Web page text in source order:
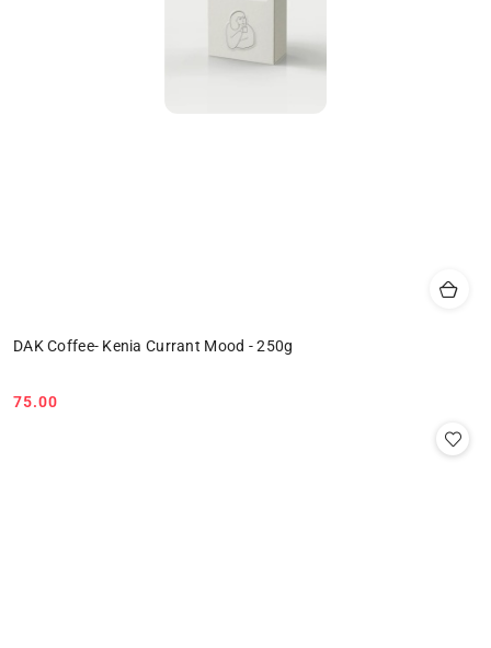
DAK Coffee- Kenia Currant Mood - 250g
Cena:
75.00